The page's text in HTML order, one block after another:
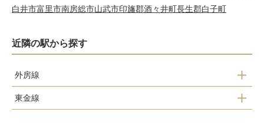
白井市富里市南房総市山武市印旛郡酒々井町長生郡白子町
近隣の駅から探す
外房線
大網駅
東金線